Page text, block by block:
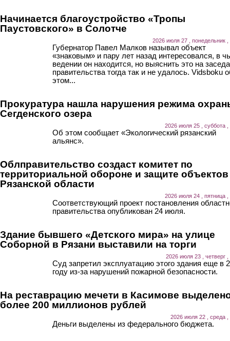
Начинается благоустройство «Тропы
Паустовского» в Солотче
2026 июля 27 , понедельник ,
Губернатор Павел Малков называл объект
«знаковым» и пару лет назад интересовался, в
ведении он находится, но выяснить это на
правительства тогда так и не удалось. Vidsboku
этом...
Прокуратура нашла нарушения режима
Сегденского озера
2026 июля 25 , суббота ,
Об этом сообщает «Экологический рязанский
альянс».
Облправительство создаст комитет по
территориальной обороне и защите объектов
Рязанской области
2026 июля 24 , пятница ,
Соответствующий проект постановления
правительства опубликован 24 июля.
Здание бывшего «Детского мира» на улице
Соборной в Рязани выставили на торги
2026 июля 23 , четверг ,
Суд запретил эксплуатацию этого здания еще в
году из-за нарушений пожарной безопасности.
На реставрацию мечети в Касимове
более 200 миллионов рублей
2026 июля 22 , среда ,
Деньги выделены из федерального бюджета.